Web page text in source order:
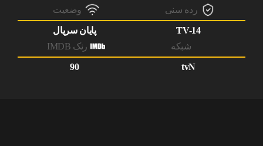
رده سنی
TV-14
وضعیت
پایان سریال
شبکه
tvN
رنک IMDB
90